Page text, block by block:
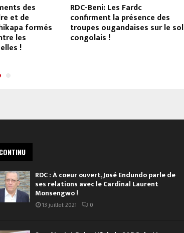
des
et de
formés
les
!
RDC-Beni: Les Fardc
confirment la présence des
troupes ougandaises sur le sol
congolais !
RDC : À coeur ouvert, José Endundo parle de
ses relations avec le Cardinal Laurent
Monsengwo !
13 juillet 2021 0